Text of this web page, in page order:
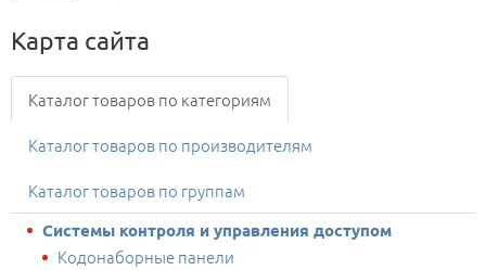
Карта сайта
Каталог товаров по категориям
Каталог товаров по производителям
Каталог товаров по группам
Системы контроля и управления доступом
Кодонаборные панели